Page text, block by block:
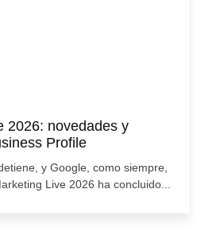
2026: novedades y
Profile
y Google, como siempre,
Live 2026 ha concluido...